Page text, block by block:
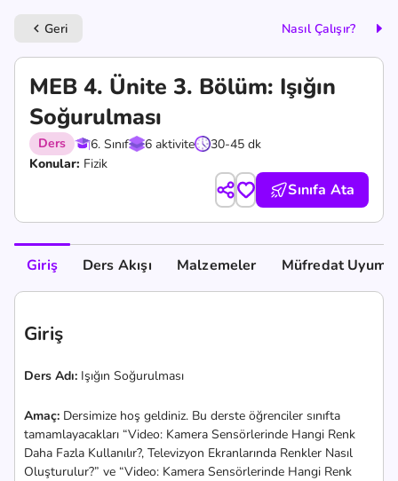
keyboard_arrow_left Geri Nasıl Çalışır?
MEB 4. Ünite 3. Bölüm: Işığın
Soğurulması
Ders 6. Sınıf 6 aktivite
30-45 dk
Konular: Fizik
Sınıfa Ata
Giriş Ders Akışı Malzemeler Müfredat Uyumu
Giriş
Ders Adı: Işığın Soğurulması
Amaç: Dersimize hoş geldiniz. Bu derste öğrenciler sınıfta
tamamlayacakları “Video: Kamera Sensörlerinde Hangi Renk
Daha Fazla Kullanılır?, Televizyon Ekranlarında Renkler Nasıl
Oluşturulur?” ve “Video: Kamera Sensörlerinde Hangi Renk